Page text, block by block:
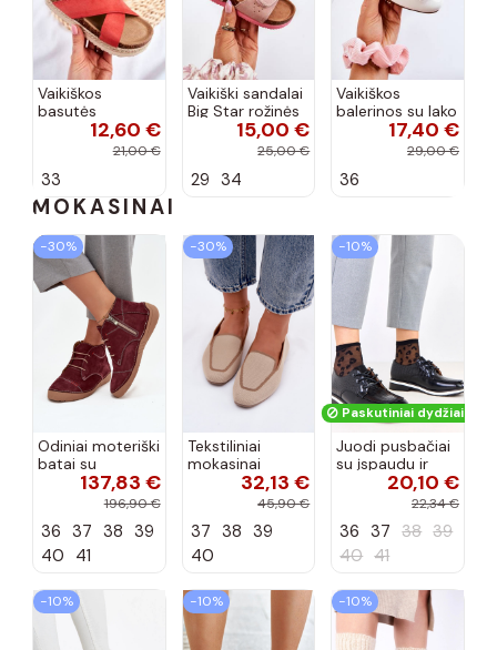
Vaikiškos
basutės
koralinės12,60 €
21,00 €
33
Vaikiški sandalai
Big Star rožinės
spalvos15,00 €
25,00 €
29 34
Vaikiškos
balerinos su lako
efektu ir
kaspinais baltos
17,40 €
29,00 €
36
MOKASINAI
−30%
Odiniai moteriški
batai su
siūlėmis, pilies
tipo, Artiker
spalvos
137,83 €
196,90 €
36 37 38 39
40 41
−30%
Tekstiliniai
mokasinai
smėlio spalvos
32,13 €
45,90 €
37 38 39
40
−10%
Paskutiniai dydžiai!
Juodi pusbačiai
su įspaudu ir
kvadratiniu
priekiu Kerawa
20,10 €
22,34 €
36 37 38 39
40 41
−10% −10% −10%